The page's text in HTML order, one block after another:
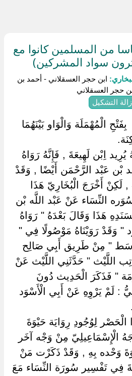
من المسلمين كانوا مع
سواد المشركين)
ابن حجر العسقلاني - أحمد بن
حجر العسقلاني
التشكيل
الْمُهْمَلَة وَالْوَاو بَيْنَهُمَا
يُرِيد اِبْن لَهِيعَةَ , فَإِنَّهُ رَوَاهُ
بْن عَبْد الرَّحْمَن أَيْضًا , وَقَدْ
, لَكِنْ أَخْرَجَ الْبُخَارِيّ هَذَا
النِّسَاء عَنْ عَبْد اللَّه بْن
هَذَا وَقَالَ بَعْدَهُ " رَوَاهُ
" وَقَدْ رَوَيْنَاهُ مَوْصُولًا فِي "
" مِنْ طَرِيق أَبِي صَالِح
اللَّيْث " حَدَّثَنِي اللَّيْث عَنْ
" فَذَكَرَ الْحَدِيث دُونَ
: لَمْ يَرْوِهِ عَنْ أَبِي الْأَسْوَد
لِوُجُودِ رِوَايَة حَيْوَةَ
الْإِسْمَاعِيلِيّ مِنْ وَجْه آخَر
وَحْده بِهِ , وَقَدْ ذَكَرْت مَنْ
فِي تَفْسِير سُورَة النِّسَاء مَعَ